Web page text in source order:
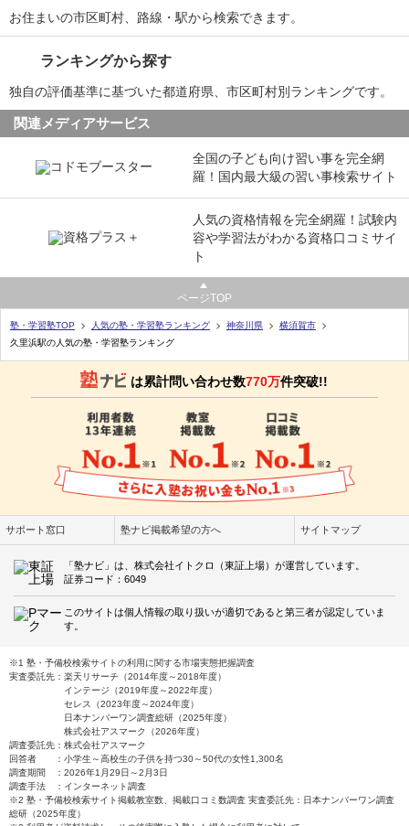
お住まいの市区町村、路線・駅から検索できます。
ランキングから探す
独自の評価基準に基づいた都道府県、市区町村別ランキングです。
関連メディアサービス
全国の子ども向け習い事を完全網
羅！国内最大級の習い事検索サイト
人気の資格情報を完全網羅！試験内
容や学習法がわかる資格口コミサイ
ト
ページTOP
塾・学習塾TOP 人気の塾・学習塾ランキング 神奈川県
横須賀市
久里浜駅の人気の塾・学習塾ランキング
は累計問い合わせ数770万件突破!!
サポート窓口 塾ナビ掲載希望の方へ サイトマップ
「塾ナビ」は、株式会社イトクロ（東証上場）が運営しています。
証券コード：6049
このサイトは個人情報の取り扱いが適切であると第三者が認定していま
す。
※1 塾・予備校検索サイトの利用に関する市場実態把握調査
実査委託先：楽天リサーチ（2014年度～2018年度）
インテージ（2019年度～2022年度）
セレス（2023年度～2024年度）
日本ナンバーワン調査総研（2025年度）
株式会社アスマーク（2026年度）
調査委託先：株式会社アスマーク
回答者 ：小学生～高校生の子供を持つ30～50代の女性1,300名
調査期間 ：2026年1月29日～2月3日
調査手法 ：インターネット調査
※2 塾・予備校検索サイト掲載教室数、掲載口コミ数調査 実査委託先：日本ナンバーワン調査
総研（2025年度）